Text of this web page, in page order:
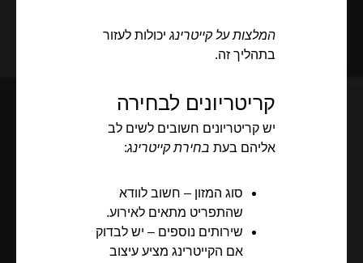
המלצות על קייטרינג יכולות לעזור
בתהליך זה.
קריטריונים לבחירה
יש קריטריונים חשובים לשים לב
אליהם בעת בחירת קייטרינג:
סוג המזון – חשוב לוודא
שהתפריט מתאים לאירוע.
שירותים נוספים – יש לבדוק
אם הקייטרינג מציע עיצוב